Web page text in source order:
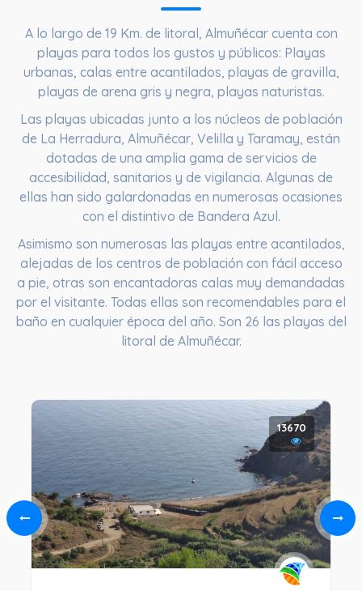
A lo largo de 19 Km. de litoral , Almuñécar cuenta con
playas para todos los gustos y públicos: Playas
urbanas, calas entre acantilados, playas de gravilla,
playas de arena gris y negra, playas naturistas.
Las playas ubicadas junto a los núcleos de población
de La Herradura, Almuñécar, Velilla y Taramay, están
dotadas de una amplia gama de servicios de
accesibilidad, sanitarios y de vigilancia. Algunas de
ellas han sido galardonadas en numerosas ocasiones
con el distintivo de Bandera Azul.
Asimismo son numerosas las playas entre acantilados,
alejadas de los centros de población con fácil acceso
a pie, otras son encantadoras calas muy demandadas
por el visitante. Todas ellas son recomendables para el
baño en cualquier época del año. Son 26 las playas del
litoral de Almuñécar.
13670